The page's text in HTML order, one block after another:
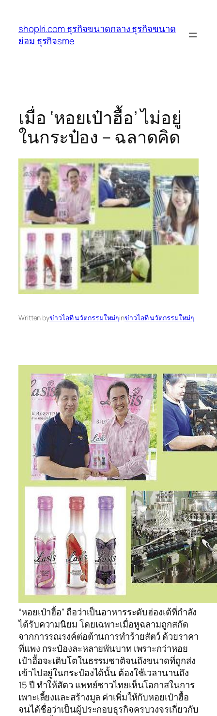
เนื้อหา
shoplri.com ธุรกิจขนาดกลาง ธุรกิจขนาด
ย่อม ธุรกิจsme
เมื่อ ‘หอยเป๋าฮื้อ’ ไม่อยู่
ในกระป๋อง – ฉลาดคิด
Written byข่าวไอที นวัตกรรมใหม่ๆinข่าวไอที นวัตกรรมใหม่ๆ
“หอยเป๋าฮื้อ” ถือว่าเป็นอาหารระดับฮ่องเต้ที่กำลัง
ได้รับความนิยม โดยเฉพาะเมื่อหูฉลามถูกสกัด
จากการรณรงค์ต่อต้านการทำร้ายสัตว์ ด้วยราคา
ที่แพง กระป๋องละหลายพันบาท เพราะกว่าหอย
เป๋าฮื้อจะเติบโตในธรรมชาติจนถึงขนาดที่ถูกส่ง
เข้าไปอยู่ในกระป๋องได้นั้น ต้องใช้เวลานานถึง
15 ปี ทำให้สัตว แพทย์ชาวไทยเห็นโอกาสในการ
เพาะเลี้ยงและสร้างมูล ค่าเพิ่มให้กับหอยเป๋าฮื้อ
จนได้ชื่อว่าเป็นผู้ประกอบธุรกิจครบวงจรเกี่ยวกับ